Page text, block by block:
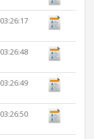
03:26:17
03:26:48
03:26:49
03:26:50